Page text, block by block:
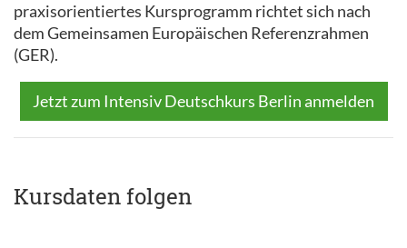
praxisorientiertes Kursprogramm richtet sich nach
dem Gemeinsamen Europäischen Referenzrahmen
(GER).
Jetzt zum Intensiv Deutschkurs Berlin anmelden
Kursdaten folgen